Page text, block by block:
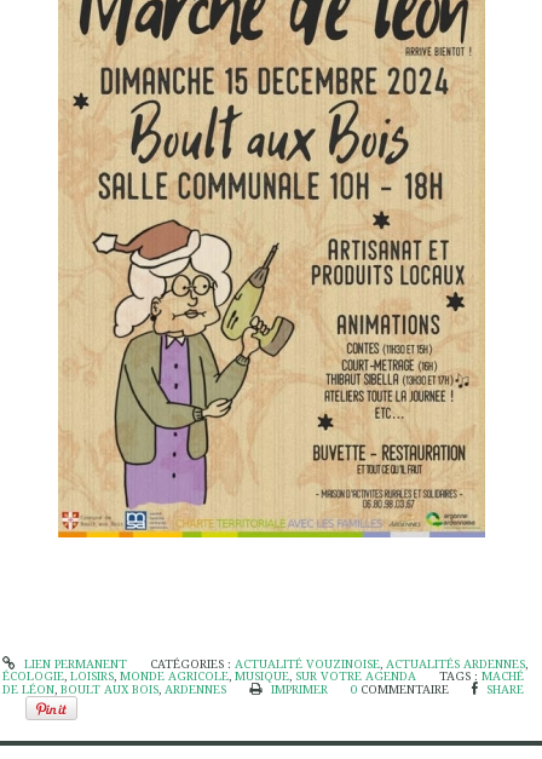
LIEN PERMANENT CATÉGORIES : ACTUALITÉ VOUZINOISE, ACTUALITÉS ARDENNES,
ÉCOLOGIE, LOISIRS, MONDE AGRICOLE, MUSIQUE, SUR VOTRE AGENDA TAGS :MACHÉ
DE LÉON, BOULT AUX BOIS, ARDENNES IMPRIMER 0 COMMENTAIRE SHARE